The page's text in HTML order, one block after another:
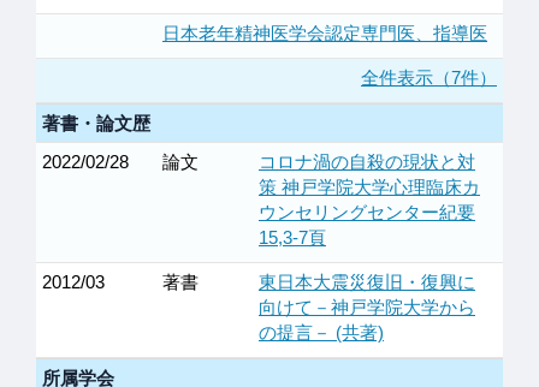
日本老年精神医学会認定専門医、指導医
全件表示（7件）
著書・論文歴
2022/02/28
論文
コロナ渦の自殺の現状と対
策 神戸学院大学心理臨床カ
ウンセリングセンター紀要
15,3-7頁
2012/03 著書
東日本大震災復旧・復興に
向けて－神戸学院大学から
の提言－ (共著)
所属学会